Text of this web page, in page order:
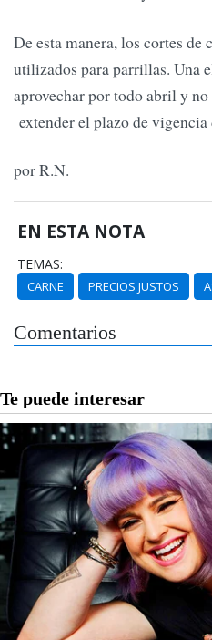
De esta manera, los cortes de
utilizados para parrillas. Una
aprovechar por todo abril y
extender el plazo de
por R.N.
EN ESTA NOTA
TEMAS:
CARNE PRECIOS JUSTOS
Comentarios